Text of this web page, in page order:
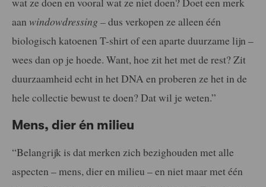
aan windowdressing –dus verkopen ze alleen één
biologisch katoenen T-shirt of een aparte duurzame lijn –
wees dan op je hoede. Want, hoe zit het met de rest? Zit
duurzaamheid echt in het DNA en proberen ze het in de
hele collectie bewust te doen? Dat wil je weten.”
Mens, dier én milieu
“Belangrijk is dat merken zich bezighouden met alle
aspecten – mens, dier en milieu – en niet maar met één